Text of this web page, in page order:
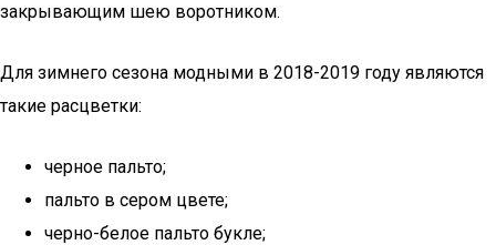
закрывающим шею воротником.
Для зимнего сезона модными в 2018-2019 году являются
такие расцветки:
черное пальто;
пальто в сером цвете;
черно-белое пальто букле;